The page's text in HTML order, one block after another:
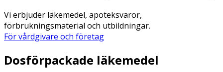
Vi erbjuder läkemedel, apoteksvaror,
förbrukningsmaterial och utbildningar.
För vårdgivare och företag
Dosförpackade läkemedel